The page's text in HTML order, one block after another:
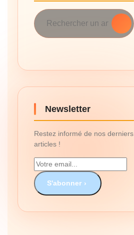
Newsletter
Restez informé de nos derniers
articles !
S'abonner